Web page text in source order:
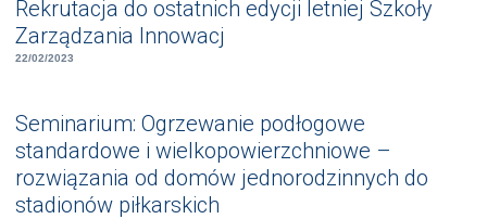
Rekrutacja do ostatnich edycji letniej Szkoły
Zarządzania Innowacj
22/02/2023
Seminarium: Ogrzewanie podłogowe
standardowe i wielkopowierzchniowe –
rozwiązania od domów jednorodzinnych do
stadionów piłkarskich